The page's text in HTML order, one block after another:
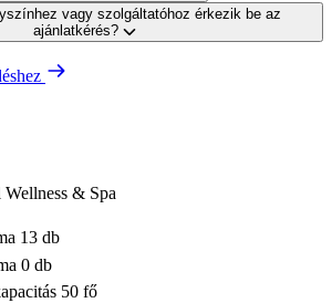
vagy szolgáltatóhoz érkezik be az
ajánlatkérés?
& Spa
13 db
0 db
50 fő